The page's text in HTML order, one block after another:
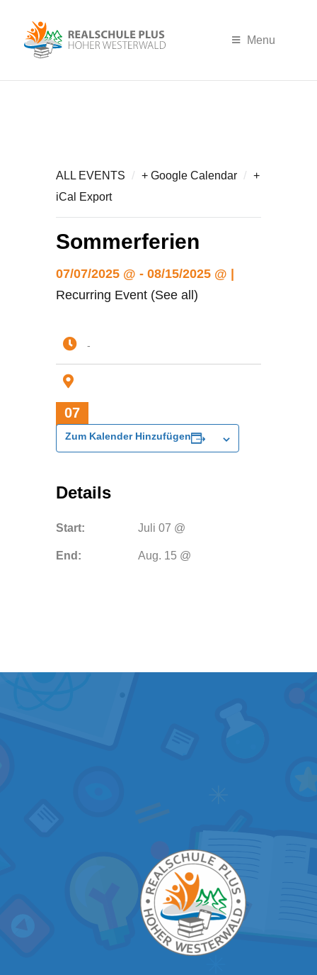
Menu
ALL EVENTS / + Google Calendar / +
iCal Export
Sommerferien
07/07/2025 @ - 08/15/2025 @ |
Recurring Event (See all)
07
Juli
-
Zum Kalender Hinzufügen
Details
Start: Juli 07 @
End: Aug. 15 @